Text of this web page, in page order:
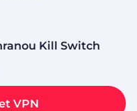
Kill Switch
VPN